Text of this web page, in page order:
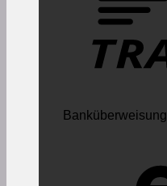
Banküberweisung